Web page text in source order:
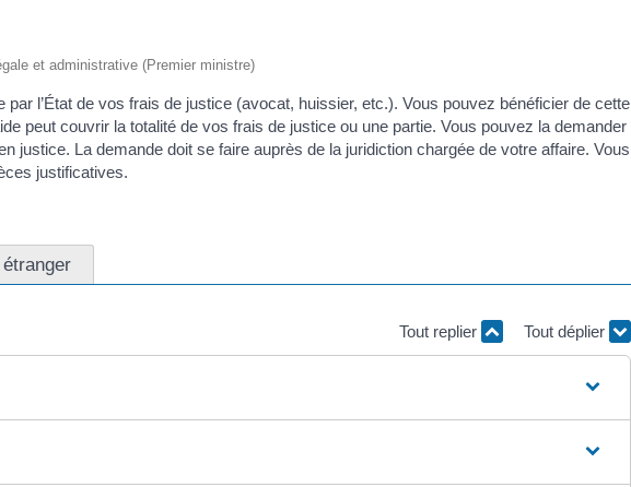
et administrative (Premier ministre)
par l’État de vos frais de justice (avocat, huissier, etc.). Vous pouvez bénéficier de cette
peut couvrir la totalité de vos frais de justice ou une partie. Vous pouvez la demander
justice. La demande doit se faire auprès de la juridiction chargée de votre affaire. Vous
justificatives.
Tout replier Tout déplier